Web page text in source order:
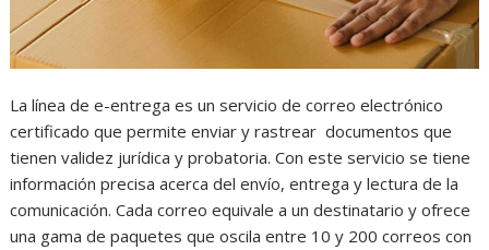
La línea de e-entrega es un servicio de correo electrónico
certificado que permite enviar y rastrear documentos que
tienen validez jurídica y probatoria. Con este servicio se tiene
información precisa acerca del envío, entrega y lectura de la
comunicación. Cada correo equivale a un destinatario y ofrece
una gama de paquetes que oscila entre 10 y 200 correos con